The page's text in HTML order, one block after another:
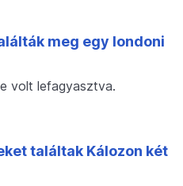
meg egy londoni
volt lefagyasztva.
találtak Kálozon két